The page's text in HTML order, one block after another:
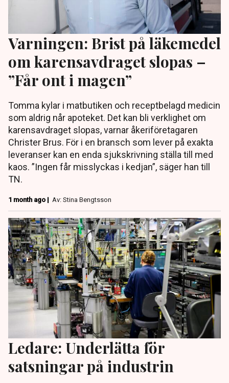
Varningen: Brist på läkemedel
om karensavdraget slopas –
”Får ont i magen”
Tomma kylar i matbutiken och receptbelagd medicin
som aldrig når apoteket. Det kan bli verklighet om
karensavdraget slopas, varnar åkeriföretagaren
Christer Brus. För i en bransch som lever på exakta
leveranser kan en enda sjukskrivning ställa till med
kaos. ”Ingen får misslyckas i kedjan”, säger han till
TN.
1 month ago | Av: Stina Bengtsson
Ledare: Underlätta för
satsningar på industrin